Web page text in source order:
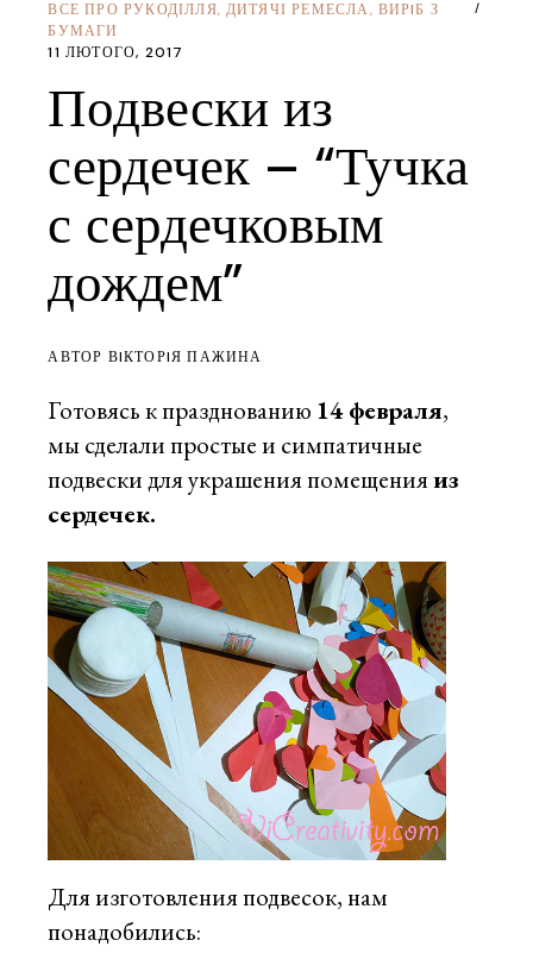
ВСЕ ПРО РУКОДІЛЛЯ, ДИТЯЧІ РЕМЕСЛА, ВИРIБ З
БУМАГИ
11 ЛЮТОГО, 2017
Подвески из
сердечек – “Тучка
с сердечковым
дождем”
АВТОР ВIКТОРIЯ ПАЖИНА
Готовясь к празднованию 14 февраля,
мы сделали простые и симпатичные
подвески для украшения помещенияиз
сердечек.
Для изготовления подвесок, нам
понадобились: